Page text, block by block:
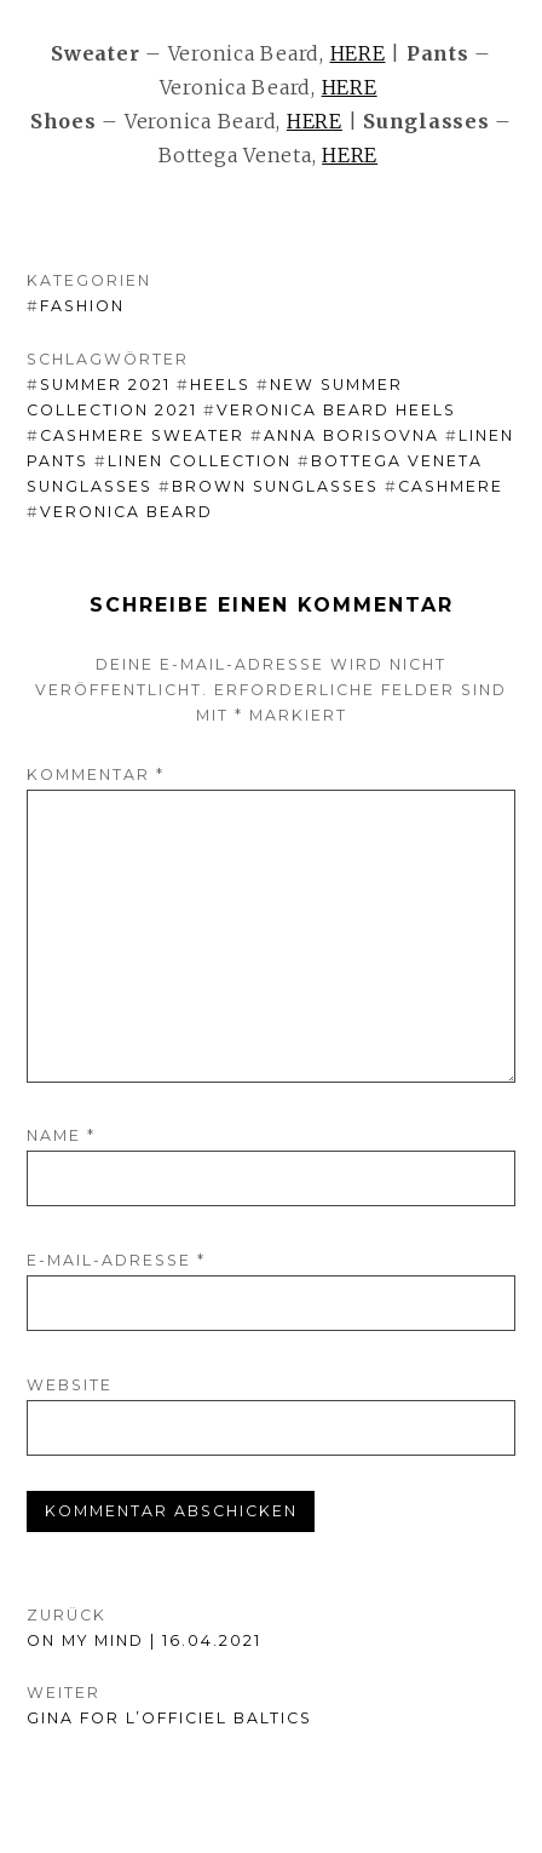
Sweater – Veronica Beard, HERE Pants –
Veronica Beard, HERE
Shoes – Veronica Beard, HERE Sunglasses –
Bottega Veneta,HERE
KATEGORIEN
# FASHION
SCHLAGWÖRTER
# SUMMER 2021 # HEELS # NEW SUMMER
COLLECTION 2021 #VERONICA BEARD HEELS
# CASHMERE SWEATER #ANNA BORISOVNA # LINEN
PANTS # LINEN COLLECTION # BOTTEGA VENETA
SUNGLASSES # BROWN SUNGLASSES # CASHMERE
#VERONICA BEARD
SCHREIBE EINEN KOMMENTAR
DEINE E-MAIL-ADRESSE WIRD NICHT
VERÖFFENTLICHT. ERFORDERLICHE FELDER SIND
MIT * MARKIERT
KOMMENTAR*
NAME*
E-MAIL-ADRESSE*
WEBSITE
BEITRAGSNAVIGATION
ZURÜCK
VORHERIGER
ON MY MIND | 16.04.2021
WEITER
NÄCHSTER
GINA FOR L’OFFICIEL BALTICS